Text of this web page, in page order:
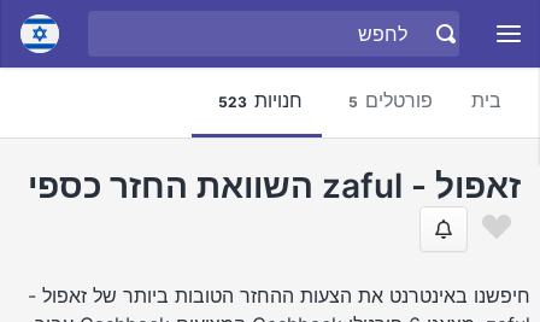
בית פורטלים 5 חנויות 523
זאפול - zaful השוואת החזר כספי
חיפשנו באינטרנט את הצעות ההחזר הטובות ביותר של זאפול -